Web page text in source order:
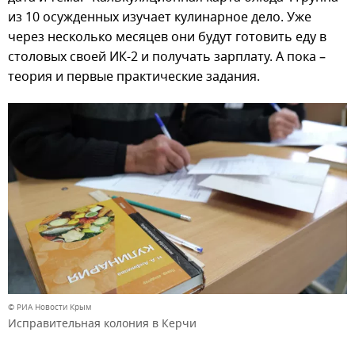
из 10 осужденных изучает кулинарное дело. Уже
через несколько месяцев они будут готовить еду в
столовых своей ИК-2 и получать зарплату. А пока –
теория и первые практические задания.
© РИА Новости Крым
Исправительная колония в Керчи